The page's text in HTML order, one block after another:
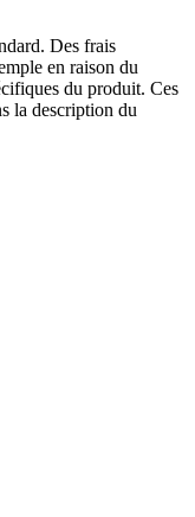
Des frais
en raison du
du produit. Ces
la description du